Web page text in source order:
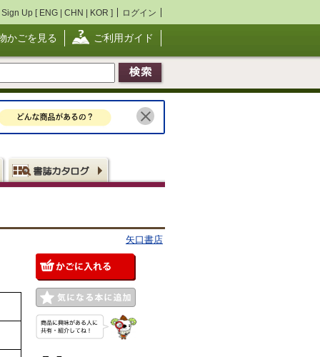
Sign Up [ ENG | CHN | KOR ] ログイン
かごを見る ご利用ガイド
矢口書店